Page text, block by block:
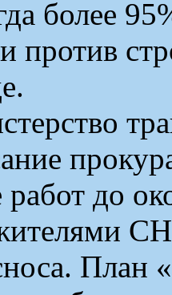
более
против
работ до
План